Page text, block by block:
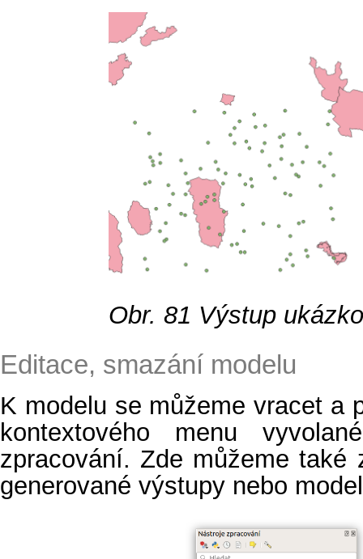
Obr. 81 Výstup
Editace, smazání modelu
K modelu se můžeme vracet a
kontextového menu
zpracování. Zde můžeme
generované výstupy nebo